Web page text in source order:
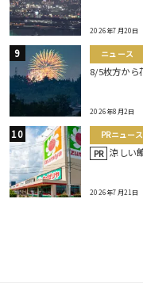
2026年7月20日
ニュース
8/5枚方から
2026年8月2日
PRニュース
PR 涼しい
2026年7月21日